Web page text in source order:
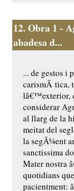
12. Obra 1 -
abadesa d...
... de gestos i
carismÃ tica,
lâ€™exterior,
considerar
al llarg de la
meitat del
la segÃ¼ent
sanctissima
Mater nostra
quotidians
pacientment: